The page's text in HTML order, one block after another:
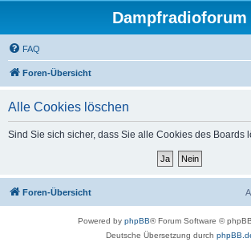
Dampfradioforum
FAQ
Foren-Übersicht
Alle Cookies löschen
Sind Sie sich sicher, dass Sie alle Cookies des Boards
Foren-Übersicht
Powered by phpBB® Forum Software ©
Deutsche Übersetzung durch